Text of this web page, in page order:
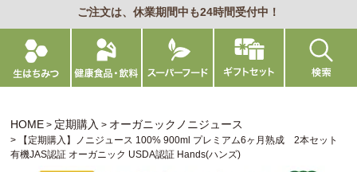
ご注文は、休業期間中も24時間受付中！
HOME 定期購入 オーガニックノニジュース
【定期購入】ノニジュース 100% 900ml プレミアム6ヶ月熟成 2本セット
有機JAS認証 オーガニック USDA認証 Hands(ハンズ)